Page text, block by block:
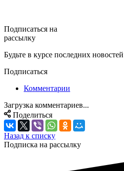
Подписаться на
рассылку
Будьте в курсе последних
Подписаться
Комментарии
Загрузка комментариев...
Поделиться
Назад к списку
Подписка на рассылку